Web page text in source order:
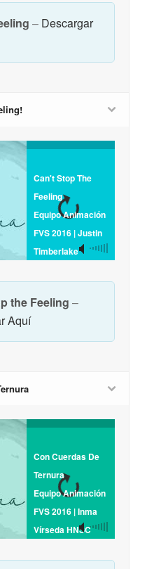
– Descargar
Can't Stop The
Feeling
Equipo Animación
FVS 2016 | Justin
Timberlake
the Feeling –
Aquí
Con Cuerdas De
Ternura
Equipo Animación
FVS 2016 | Inma
Vírseda HNSC